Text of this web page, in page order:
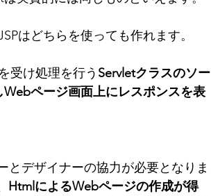
はどちらを使っても作れます。
受け処理を行う Servletクラスのソー
ページ画面上にレスポンスを表
とデザイナーの協力が必要となりま
HtmlによるWebページの作成が得